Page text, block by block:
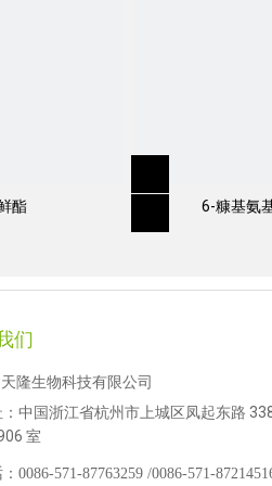
酯 6-糠基氨
们
隆生物科技有限公司
中国浙江省杭州市上城区凤起东路
室
0086-571-87763259 /0086-571-